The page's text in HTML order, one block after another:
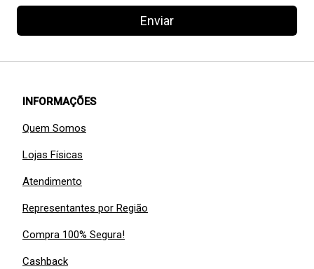
Enviar
INFORMAÇÕES
Quem Somos
Lojas Físicas
Atendimento
Representantes por Região
Compra 100% Segura!
Cashback